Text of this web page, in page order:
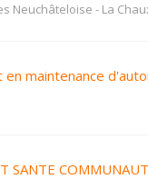
Neuchâteloise - La
maintenance
SANTE